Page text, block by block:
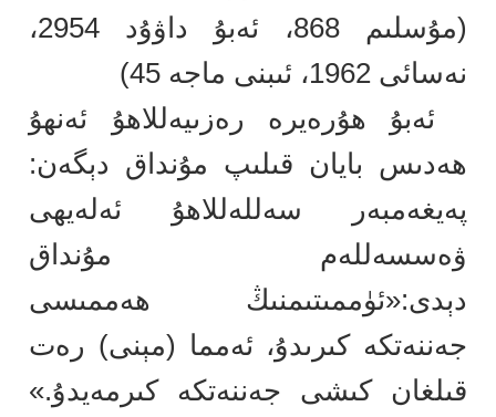
(مۇسلىم 868، ئەبۇ داۋۇد 2954،
نەسائى 1962، ئىبنى ماجە 45)
ئەبۇ ھۇرەيرە رەزىيەللاھۇ ئەنھۇ
ھەدىس بايان قىلىپ مۇنداق دېگەن:
پەيغەمبەر سەللەللاھۇ ئەلەيھى
ۋەسسەللەم مۇنداق
دېدى:«ئۈممىتىمنىڭ ھەممىسى
جەننەتكە كىرىدۇ، ئەمما (مېنى) رەت
قىلغان كىشى جەننەتكە كىرمەيدۇ.»